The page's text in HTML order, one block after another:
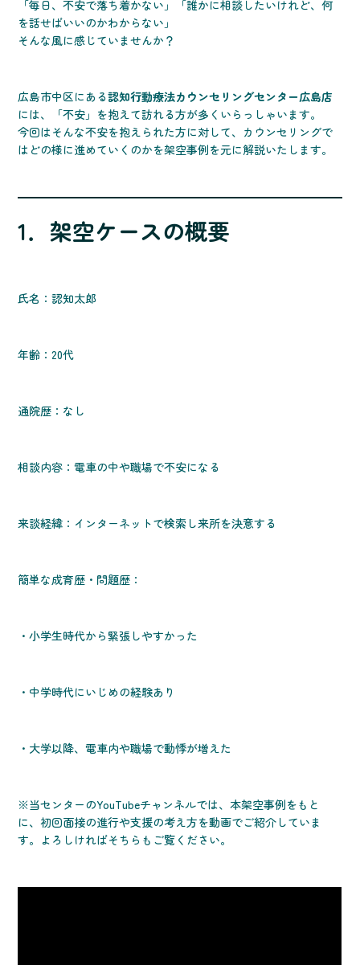
「毎日、不安で落ち着かない」「誰かに相談したいけれど、何
を話せばいいのかわからない」
そんな風に感じていませんか？
広島市中区にある認知行動療法カウンセリングセンター広島店
には、「不安」を抱えて訪れる方が多くいらっしゃいます。
今回はそんな不安を抱えられた方に対して、カウンセリングで
はどの様に進めていくのかを架空事例を元に解説いたします。
1．架空ケースの概要
氏名：認知太郎
年齢：20代
通院歴：なし
相談内容：電車の中や職場で不安になる
来談経緯：インターネットで検索し来所を決意する
簡単な成育歴・問題歴：
・小学生時代から緊張しやすかった
・中学時代にいじめの経験あり
・大学以降、電車内や職場で動悸が増えた
※当センターのYouTubeチャンネルでは、本架空事例をもと
に、初回面接の進行や支援の考え方を動画でご紹介していま
す。よろしければそちらもご覧ください。